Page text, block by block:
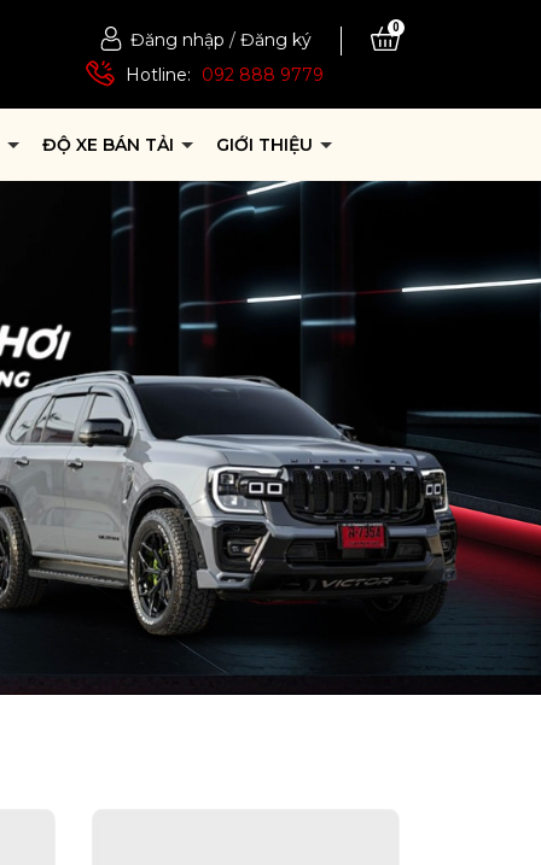
Đăng nhập / Đăng ký
0
Hotline: 092 888 9779
ĐỘ XE BÁN TẢI GIỚI THIỆU